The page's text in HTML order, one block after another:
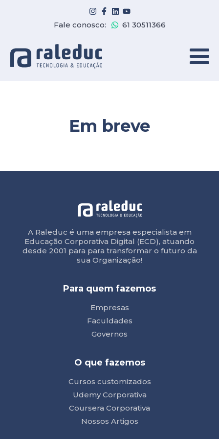
Fale conosco: 61 30511366
Em breve
A Raleduc é uma empresa especialista em
Educação Corporativa Digital (ECD), atuando
desde 2001 para para transformar o futuro da
sua Organização!
Para quem fazemos
Empresas
Faculdades
Governos
O que fazemos
Cursos customizados
Udemy Corporativa
Coursera Corporativa
Nossos Artigos